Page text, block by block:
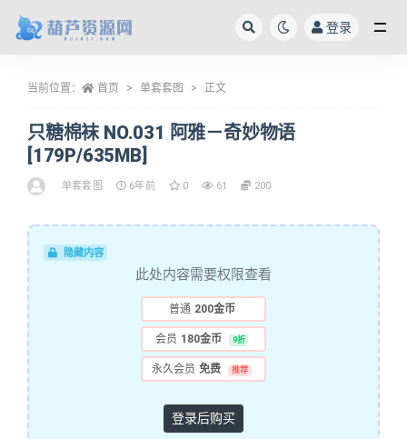
登录
当前位置： 首页 单套套图 正文
只糖棉袜 NO.031 阿雅－奇妙物语
[179P/635MB]
单套套图 6年前 0 61 200
隐藏内容
此处内容需要权限查看
普通 200金币
会员 180金币 9折
永久会员 免费 推荐
登录后购买